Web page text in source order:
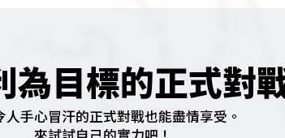
為目標的正式對
人手心冒汗的正式對戰也能盡情享受。